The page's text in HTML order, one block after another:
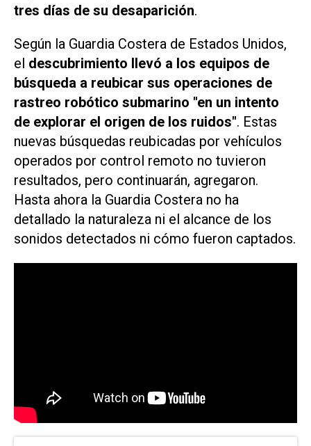
tres días de su desaparición.
Según la Guardia Costera de Estados Unidos,
el descubrimiento llevó a los equipos de
búsqueda a reubicar sus operaciones de
rastreo robótico submarino "en un intento
de explorar el origen de los ruidos". Estas
nuevas búsquedas reubicadas por vehículos
operados por control remoto no tuvieron
resultados, pero continuarán, agregaron.
Hasta ahora la Guardia Costera no ha
detallado la naturaleza ni el alcance de los
sonidos detectados ni cómo fueron captados.